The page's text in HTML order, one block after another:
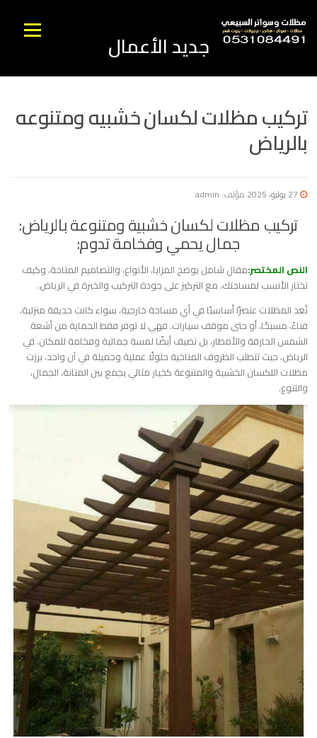
الى
المحتوى
القائمه جديد الأعمال
تركيب مظلات لكسان خشبيه ومتنوعه
بالرياض
27 يوليو، 2025 مؤلف: admin
تركيب مظلات لكسان خشبية ومتنوعة بالرياض:
جمال يحمي وفخامة تدوم:
النص المختصر:مقال شامل يوضح المزايا، الأنواع، والتصاميم المتاحة، وكيف
تختار الأنسب لمساحتك، مع التركيز على جودة التركيب والخبرة في الرياض.
تُعد المظلات عنصرًا أساسيًا في أي مساحة خارجية، سواء كانت حديقة منزلية،
فناءً، مسبحًا، أو حتى موقف سيارات. فهي لا توفر فقط الحماية من أشعة
الشمس الحارقة والأمطار، بل تضيف أيضًا لمسة جمالية وفخامة للمكان. في
الرياض، حيث تتطلب الظروف المناخية حلولًا عملية وجميلة في آن واحد، برزت
مظلات اللكسان الخشبية والمتنوعة كخيار مثالي يجمع بين المتانة، الجمال،
والتنوع.